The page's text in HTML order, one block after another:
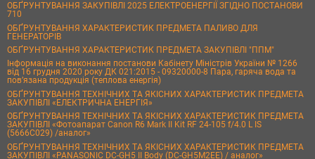
ОБҐРУНТУВАННЯ ЗАКУПІВЛІ 2025 ЕЛЕКТРОЕНЕРГІЇ ЗГІДНО ПОСТАНОВИ
710
ОБҐРУНТУВАННЯ ХАРАКТЕРИСТИК ПРЕДМЕТА ПАЛИВО ДЛЯ
ГЕНЕРАТОРІВ
ОБҐРУНТУВАННЯ ХАРАКТЕРИСТИК ПРЕДМЕТА ЗАКУПІВЛІ "ППМ"
Інформація на виконання постанови Кабінету Міністрів України № 1266
від 16 грудня 2020 року ДК 021:2015 - 09320000-8 Пара, гаряча вода та
пов’язана продукція (теплова енергія)
ОБҐРУНТУВАННЯ ТЕХНІЧНИХ ТА ЯКІСНИХ ХАРАКТЕРИСТИК ПРЕДМЕТА
ЗАКУПІВЛІ «ЕЛЕКТРИЧНА ЕНЕРГІЯ»
ОБҐРУНТУВАННЯ ТЕХНІЧНИХ ТА ЯКІСНИХ ХАРАКТЕРИСТИК ПРЕДМЕТА
ЗАКУПІВЛІ «Фотоапарат Canon R6 Mark II Kit RF 24-105 f/4.0 L IS
(5666C029) /аналог»
ОБҐРУНТУВАННЯ ТЕХНІЧНИХ ТА ЯКІСНИХ ХАРАКТЕРИСТИК ПРЕДМЕТА
ЗАКУПІВЛІ «PANASONIC DC-GH5 II Body (DC-GH5M2EE) / аналог»